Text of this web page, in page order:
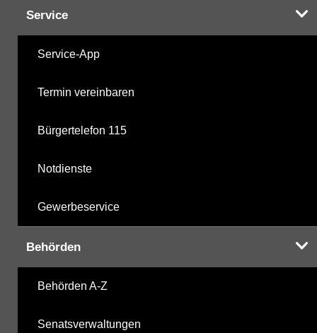
Service
Service-App
Termin vereinbaren
Bürgertelefon 115
Notdienste
Gewerbeservice
Behörden
Behörden A-Z
Senatsverwaltungen